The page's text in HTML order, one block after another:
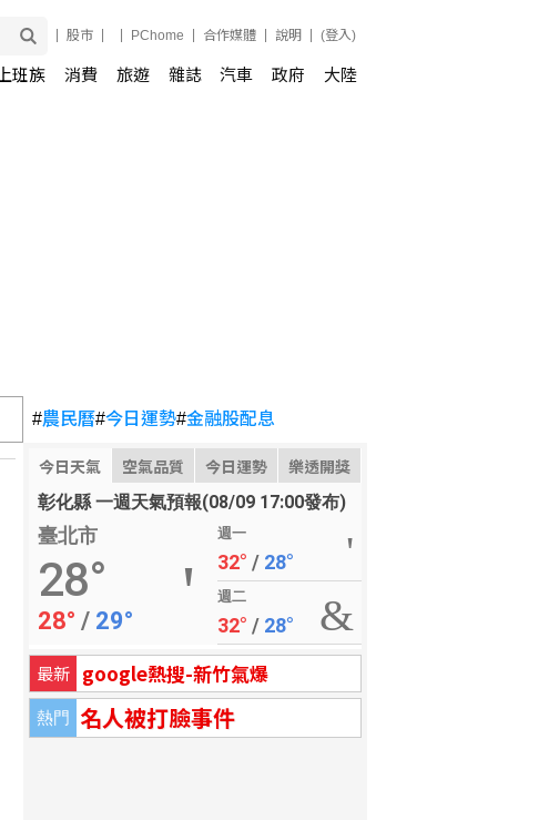
股市 PChome 合作媒體 說明 (登入)
上班族 消費 旅遊 雜誌 汽車 政府 大陸
#農民曆#今日運勢#金融股配息
今日天氣 空氣品質 今日運勢 樂透開獎
彰化縣 一週天氣預報(08/09 17:00發布)
臺北市
28°
28° / 29°
週一
32° / 28°
週二
32° / 28°
最新 google熱搜-新竹氣爆
熱門 名人被打臉事件